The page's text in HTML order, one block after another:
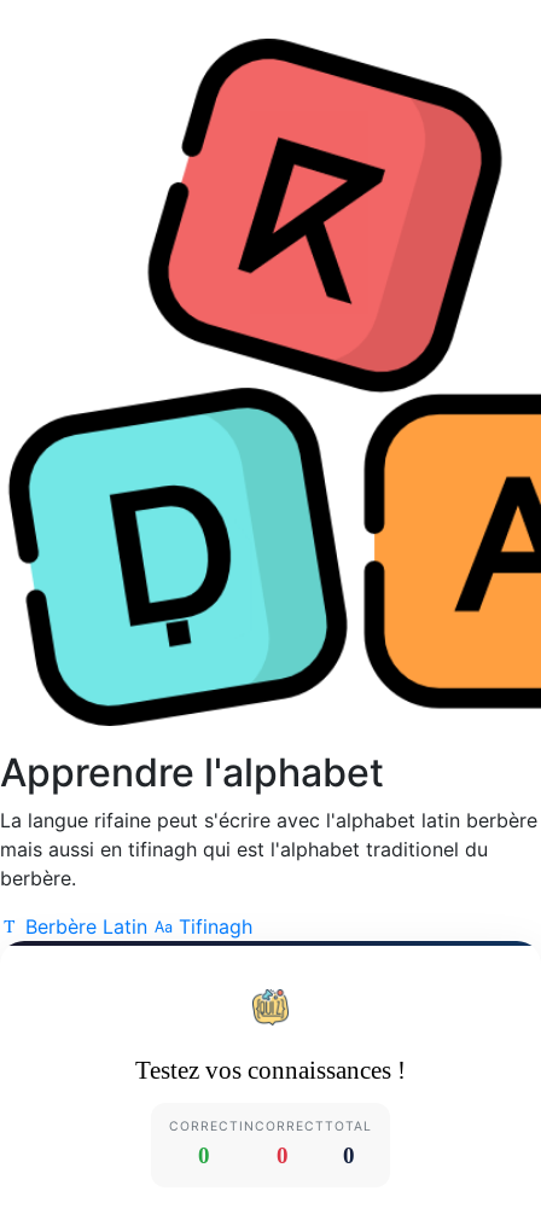
Apprendre l'alphabet
La langue rifaine peut s'écrire avec l'alphabet latin berbère
mais aussi en tifinagh qui est l'alphabet traditionel du
berbère.
Berbère Latin
Tifinagh
Testez vos connaissances !
CORRECT
0
INCORRECT
0
TOTAL
0